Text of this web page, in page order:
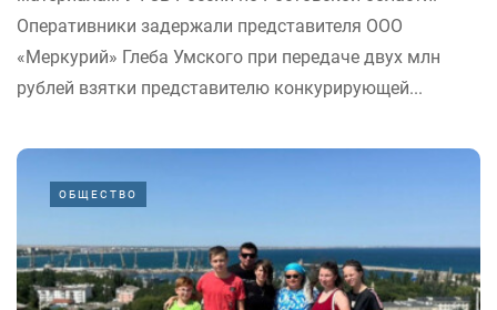
Оперативники задержали представителя ООО
«Меркурий» Глеба Умского при передаче двух млн
рублей взятки представителю конкурирующей...
ОБЩЕСТВО